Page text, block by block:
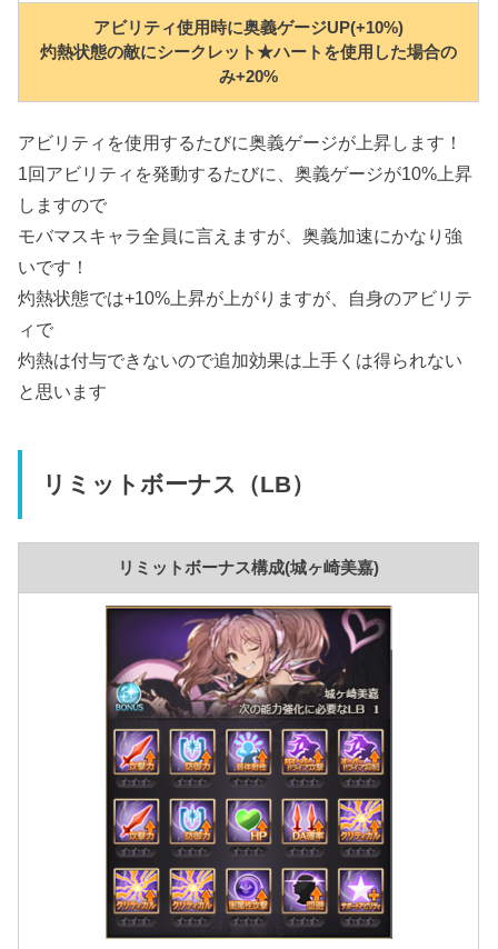
アビリティ使用時に奥義ゲージUP(+10%)
灼熱状態の敵にシークレット★ハートを使用した場合の
み+20%
アビリティを使用するたびに奥義ゲージが上昇します！
1回アビリティを発動するたびに、奥義ゲージが10%上昇
しますので
モバマスキャラ全員に言えますが、奥義加速にかなり強
いです！
灼熱状態では+10%上昇が上がりますが、自身のアビリテ
ィで
灼熱は付与できないので追加効果は上手くは得られない
と思います
リミットボーナス（LB）
リミットボーナス構成(城ヶ崎美嘉)